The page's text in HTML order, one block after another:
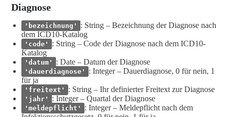
Diagnose
'bezeichnung'
: String – Bezeichnung der Diagnose nach
dem ICD10-Katalog
'code'
: String – Code der Diagnose nach dem ICD10-
Katalog
'datum' : Date – Datum der Diagnose
'dauerdiagnose'
: Integer – Dauerdiagnose, 0 für nein, 1
für ja
'freitext' : String – Ihr definierter Freitext zur Diagnose
'jahr' : Integer – Quartal der Diagnose
'meldepflicht'
: Integer – Meldepflicht nach dem